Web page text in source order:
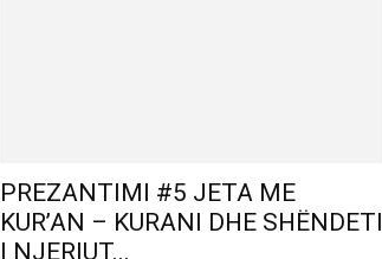
PREZANTIMI #5 JETA ME
KUR’AN – KURANI DHE SHËNDETI
I NJERIUT...